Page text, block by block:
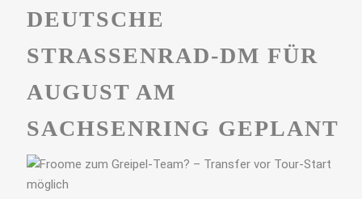
DEUTSCHE
STRASSENRAD-DM FÜR A
UGUST AM S
ACHSENRING GEPLANT